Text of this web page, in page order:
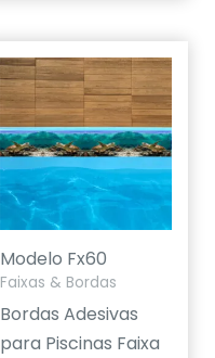
Modelo Fx60
Faixas & Bordas
Bordas Adesivas
para Piscinas Faixa